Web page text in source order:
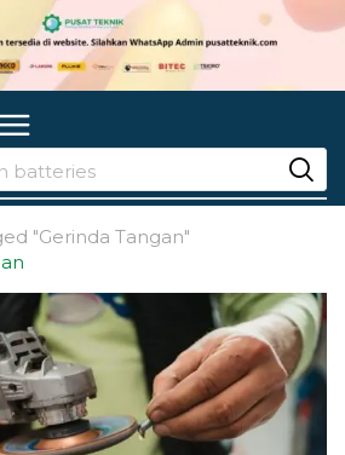
batteries
"Gerinda Tangan"